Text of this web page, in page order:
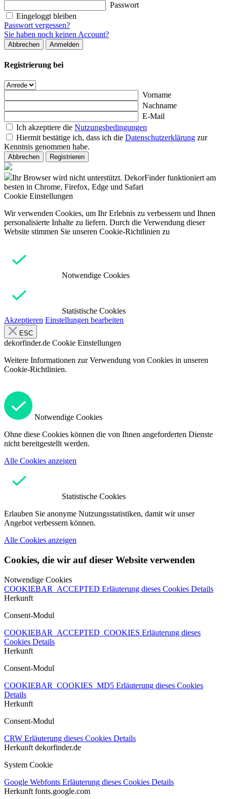
Passwort
Eingeloggt bleiben
Passwort vergessen?
Sie haben noch keinen Account?
Abbrechen Anmelden
Registrierung bei
Vorname
Nachname
E-Mail
Ich akzeptiere die Nutzungsbedingungen
Hiermit bestätige ich, dass ich die Datenschutzerklärung zur
Kenntnis genommen habe.
Abbrechen Registrieren
Ihr Browser wird nicht unterstützt. DekorFinder funktioniert am
besten in Chrome, Firefox, Edge und Safari
Cookie Einstellungen
Wir verwenden Cookies, um Ihr Erlebnis zu verbessern und Ihnen
personalisierte Inhalte zu liefern. Durch die Verwendung dieser
Website stimmen Sie unseren Cookie-Richtlinien zu
Notwendige Cookies
Statistische Cookies
Akzeptieren Einstellungen bearbeiten
ESC
dekorfinder.de Cookie Einstellungen
Weitere Informationen zur Verwendung von Cookies in unseren
Cookie-Richtlinien.
Notwendige Cookies
Ohne diese Cookies können die von Ihnen angeforderten Dienste
nicht bereitgestellt werden.
Alle Cookies anzeigen
Statistische Cookies
Erlauben Sie anonyme Nutzungsstatistiken, damit wir unser
Angebot verbessern können.
Alle Cookies anzeigen
Cookies, die wir auf dieser Website verwenden
Notwendige Cookies
COOKIEBAR_ACCEPTED Erläuterung dieses Cookies Details
Herkunft
Consent-Modul
COOKIEBAR_ACCEPTED_COOKIES Erläuterung dieses
Cookies Details
Herkunft
Consent-Modul
COOKIEBAR_COOKIES_MD5 Erläuterung dieses Cookies
Details
Herkunft
Consent-Modul
CRW Erläuterung dieses Cookies Details
Herkunft dekorfinder.de
System Cookie
Google Webfonts Erläuterung dieses Cookies Details
Herkunft fonts.google.com